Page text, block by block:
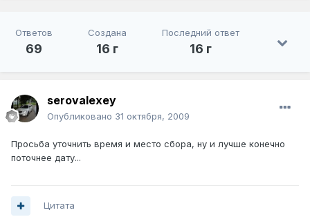
Ответов
69
Создана
16 г
Последний ответ
16 г
serovalexey
Опубликовано 31 октября, 2009
Просьба уточнить время и место сбора, ну и лучше конечно
поточнее дату...
Цитата